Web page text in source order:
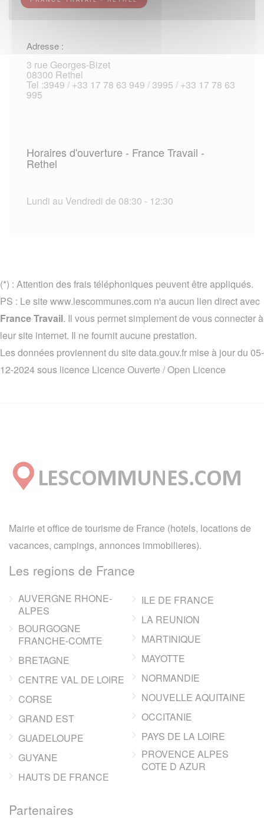
Adresse :
3 rue Georges-Bizet
08300 Rethel
Tel :3949 / +33 17 78 63 949 / 3995 / +33 17 78 63
995
Horaires d'ouverture - France Travail -
Rethel
Lundi au Vendredi de 08:30 - 12:30
(*) : Attention des frais téléphoniques peuvent être appliqués.
PS : Le site www.lescommunes.com n'a aucun lien direct avec
France Travail. Il vous permet simplement de vous connecter à
leur site internet. Il ne fournit aucune prestation.
Les données proviennent du site data.gouv.fr mise à jour du 05-
12-2024 sous licence Licence Ouverte / Open Licence
Mairie et office de tourisme de France (hotels, locations de
vacances, campings, annonces immobilieres).
Les regions de France
AUVERGNE RHONE-
ALPES
BOURGOGNE
FRANCHE-COMTE
BRETAGNE
CENTRE VAL DE LOIRE
CORSE
GRAND EST
GUADELOUPE
GUYANE
HAUTS DE FRANCE
ILE DE FRANCE
LA REUNION
MARTINIQUE
MAYOTTE
NORMANDIE
NOUVELLE AQUITAINE
OCCITANIE
PAYS DE LA LOIRE
PROVENCE ALPES
COTE D AZUR
Partenaires